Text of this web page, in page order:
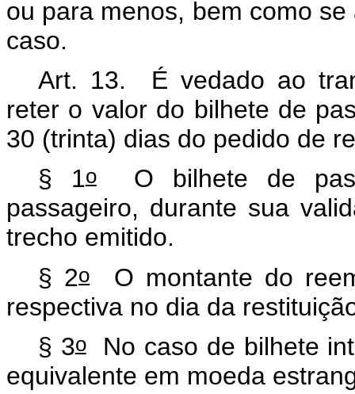
ou para menos, bem como
caso.
Art. 13. É vedado ao
reter o valor do bilhete de
30 (trinta) dias do pedido de
§ 1oO bilhete de
passageiro, durante sua
trecho emitido.
§ 2oO montante do
respectiva no dia da
§ 3oNo caso de bilhete
equivalente em moeda